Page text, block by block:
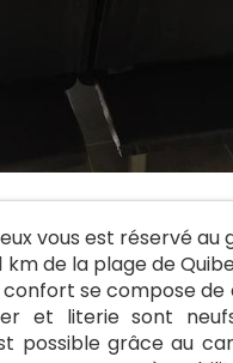
vous est réservé au
km de la plage de
se compose
et literie sont
possible grâce au